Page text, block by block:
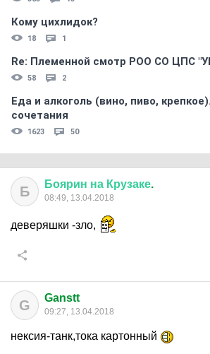
Кому цихлидок?
18 1
Re: Племеннoй смoтр РOO CO ЦПС
58 2
Еда и алкоголь (вино, пиво,
сочетания
1623 50
Б Боярин на Крузаке.
08:49, 13.04.2018
деверяшки -зло,
G Ganstt
09:27, 13.04.2018
нексия-танк,тока картонный